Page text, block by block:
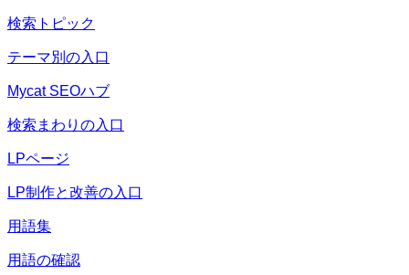
検索トピック
テーマ別の入口
Mycat SEOハブ
検索まわりの入口
LPページ
LP制作と改善の入口
用語集
用語の確認